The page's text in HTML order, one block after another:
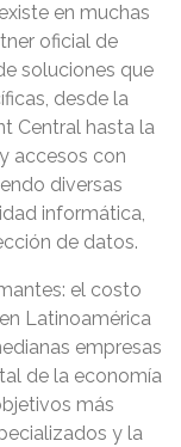
en muchas
oficial de
soluciones que
desde la
Central hasta la
accesos con
diversas
informática,
de datos.
el costo
Latinoamérica
empresas
de la economía
más
y la